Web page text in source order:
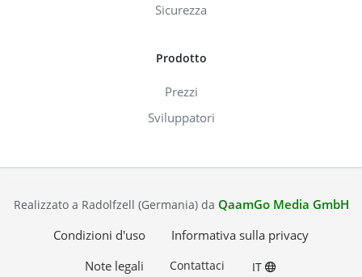
Sicurezza
Prodotto
Prezzi
Sviluppatori
Realizzato a Radolfzell (Germania) da QaamGo Media GmbH
Condizioni d'uso
Informativa sulla privacy
Note legali
Contattaci IT